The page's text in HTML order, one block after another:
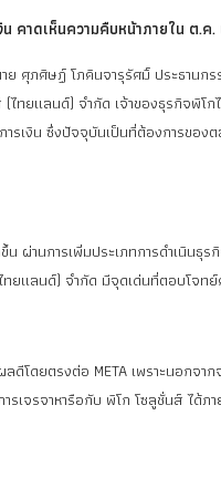
คาดเห็นความคืบหน้าภายใน ต.ค.
ศุภศิษฏ์ โภคินจารุรัศมิ์ ประธานก
ทยแลนด์) จำกัด เจ้าของธุรกิจพิโ
ารเงิน ซึ่งปัจจุบันเป็นที่ต้องการข
ผ่านการเพิ่มประเภทการดำเนิน
แลนด์) จำกัด มีจุดเด่นที่ตอบโจทย์
ดีโดยตรงต่อ META เพราะนอก
เจรจาหารือกับ พิโก โซลูชั่นส์ ได้